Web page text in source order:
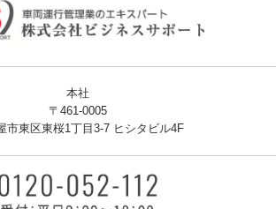
本社
〒461-0005
市東区東桜1丁目3-7 ヒシタビル4F